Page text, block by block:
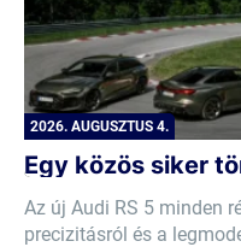
2026. AUGUSZTUS 4.
Egy közös siker
Az új Audi RS 5 minden
precizitásról és a